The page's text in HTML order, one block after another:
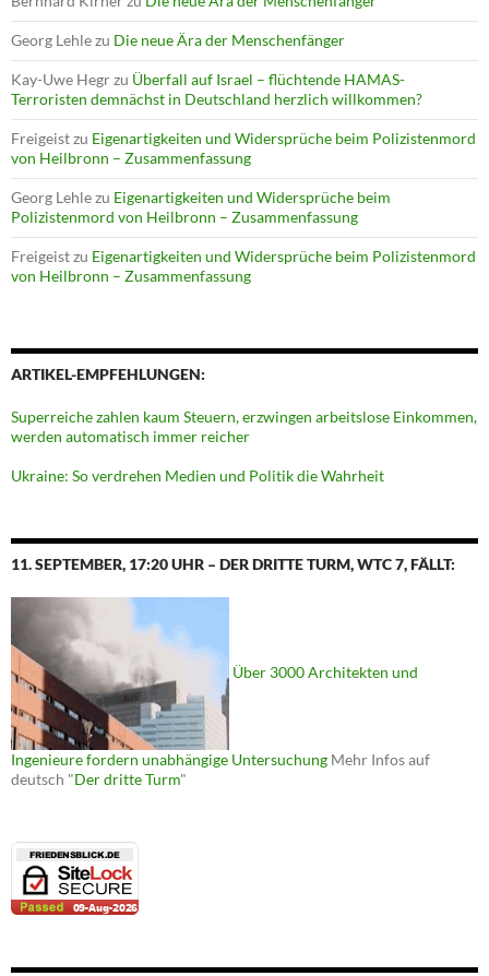
Georg Lehlezu Die neue Ära der Menschenfänger
Kay-Uwe Hegrzu Überfall auf Israel – flüchtende HAMAS-
Terroristen demnächst in Deutschland herzlich willkommen?
Freigeistzu Eigenartigkeiten und Widersprüche beim Polizistenmord
von Heilbronn – Zusammenfassung
Georg Lehlezu Eigenartigkeiten und Widersprüche beim
Polizistenmord von Heilbronn – Zusammenfassung
Freigeistzu Eigenartigkeiten und Widersprüche beim Polizistenmord
von Heilbronn – Zusammenfassung
ARTIKEL-EMPFEHLUNGEN:
Superreiche zahlen kaum Steuern, erzwingen arbeitslose Einkommen,
werden automatisch immer reicher
Ukraine: So verdrehen Medien und Politik die Wahrheit
11. SEPTEMBER, 17:20 UHR – DER DRITTE TURM, WTC 7, FÄLLT:
Über 3000 Architekten und
Ingenieure fordern unabhängige Untersuchung Mehr Infos auf
deutsch "Der dritte Turm"